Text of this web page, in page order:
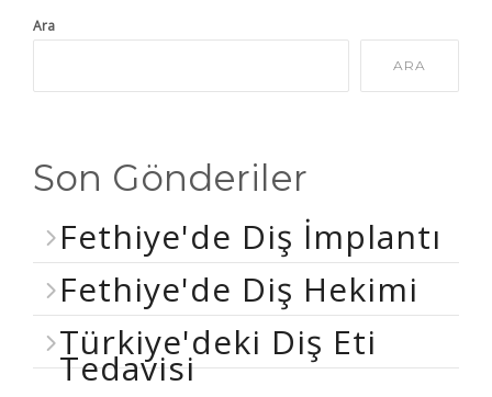
Ara
ARA
Son Gönderiler
Fethiye'de Diş İmplantı
Fethiye'de Diş Hekimi
Türkiye'deki Diş Eti
Tedavisi